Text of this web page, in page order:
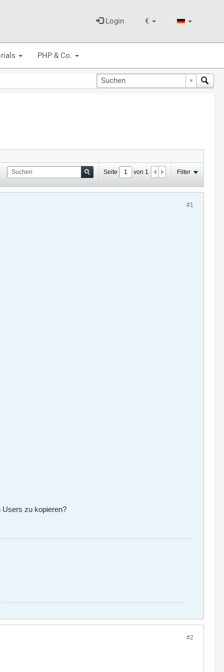
€
Login
PHP & Co.
Seite von 1 Filter
#1
Users zu kopieren?
#2